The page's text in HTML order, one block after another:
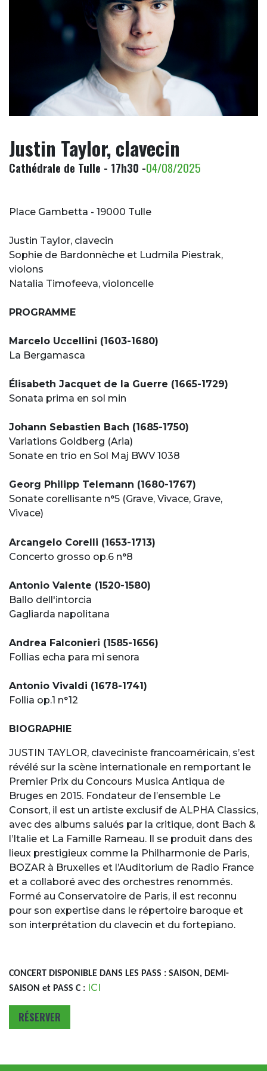
Justin Taylor, clavecin
Cathédrale de Tulle - 17h30 -04/08/2025
Place Gambetta - 19000 Tulle
Justin Taylor, clavecin
Sophie de Bardonnèche et Ludmila Piestrak,
violons
Natalia Timofeeva, violoncelle
PROGRAMME
Marcelo Uccellini (1603-1680)
La Bergamasca
Élisabeth Jacquet de la Guerre (1665-1729)
Sonata prima en sol min
Johann Sebastien Bach (1685-1750)
Variations Goldberg (Aria)
Sonate en trio en Sol Maj BWV 1038
Georg Philipp Telemann (1680-1767)
Sonate corellisante n°5 (Grave, Vivace, Grave,
Vivace)
Arcangelo Corelli (1653-1713)
Concerto grosso op.6 n°8
Antonio Valente (1520-1580)
Ballo dell'intorcia
Gagliarda napolitana
Andrea Falconieri (1585-1656)
Follias echa para mi senora
Antonio Vivaldi (1678-1741)
Follia op.1 n°12
BIOGRAPHIE
JUSTIN TAYLOR, claveciniste francoaméricain, s’est
révélé sur la scène internationale en remportant le
Premier Prix du Concours Musica Antiqua de
Bruges en 2015. Fondateur de l’ensemble Le
Consort, il est un artiste exclusif de ALPHA Classics,
avec des albums salués par la critique, dont Bach &
l’Italie et La Famille Rameau. Il se produit dans des
lieux prestigieux comme la Philharmonie de Paris,
BOZAR à Bruxelles et l’Auditorium de Radio France
et a collaboré avec des orchestres renommés.
Formé au Conservatoire de Paris, il est reconnu
pour son expertise dans le répertoire baroque et
son interprétation du clavecin et du fortepiano.
CONCERT DISPONIBLE DANS LES PASS : SAISON, DEMI-
SAISON et PASS C : ICI
RÉSERVER